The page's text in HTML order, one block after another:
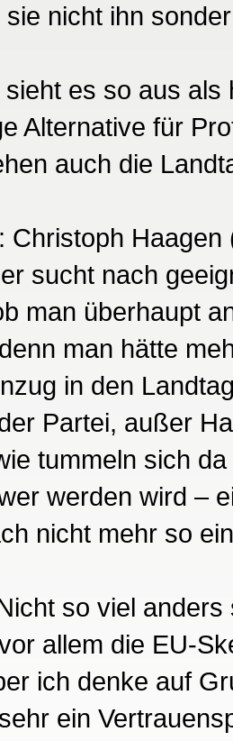
nicht ihn
es so aus
Alternative für
auch die
Christoph
sucht nach
man überhaupt
man hätte
in den
Partei, außer
tummeln sich
werden wird –
nicht mehr so
so viel
allem die EU-
ich denke auf
ein